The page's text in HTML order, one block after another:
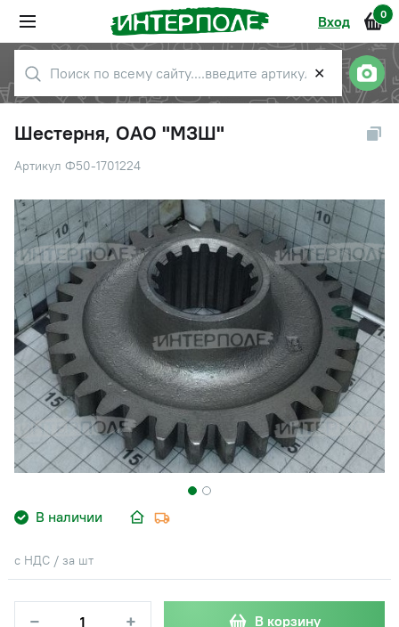
Вход 0
✕
Шестерня, ОАО "МЗШ"
Артикул Ф50-1701224
В наличии
с НДС / за шт
− + В корзину